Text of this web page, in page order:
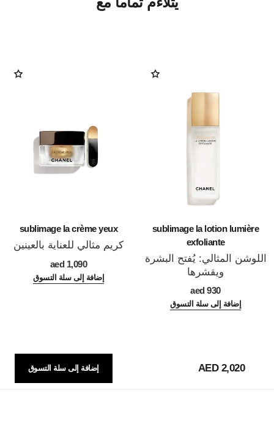
sublimage la lotion lumière
exfoliante
اللوشن المثالي: يُفتح البشرة
ويقشرها
930 aed
إضافة إلى سلة التسوق
sublimage la crème yeux
كريم مثالي للعناية بالعينين
1,090 aed
إضافة إلى سلة التسوق
2,020 AED إضافة إلى سلة التسوق